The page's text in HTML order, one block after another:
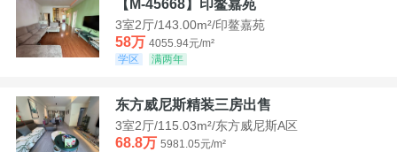
【M-45668】印鳌嘉苑
3室2厅/143.00m²/印鳌嘉苑
58万 4055.94元/m²
学区
满两年
东方威尼斯精装三房出售
3室2厅/115.03m²/东方威尼斯A区
68.8万 5981.05元/m²